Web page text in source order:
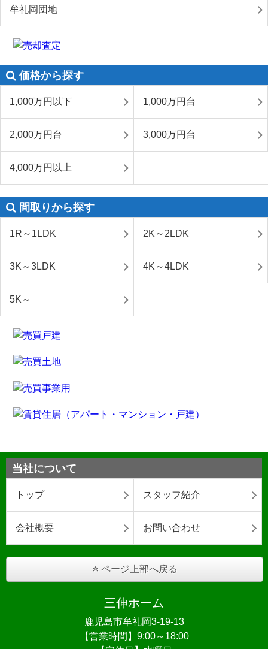
牟礼岡団地
価格から探す
1,000万円以下 1,000万円台
2,000万円台 3,000万円台
4,000万円以上
間取りから探す
1R～1LDK 2K～2LDK
3K～3LDK 4K～4LDK
5K～
当社について
トップ スタッフ紹介
会社概要 お問い合わせ
ページ上部へ戻る
三伸ホーム
鹿児島市牟礼岡3-19-13
【営業時間】9:00～18:00